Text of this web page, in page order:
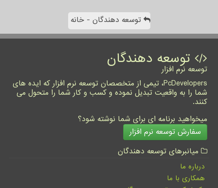
توسعه دهندگان - خانه
توسعه دهندگان
توسعه نرم افزار
PcDevelopers، تیمی از متخصصان توسعه نرم افزار که ایده های
شما را به واقعیت تبدیل نموده و کسب و کار شما را متحول می
کنند.
میخواهید برنامه ای برای شما نوشته شود؟
سفارش توسعه نرم افزار
میانبرهای توسعه دهندگان
درباره ما
همکاری با ما